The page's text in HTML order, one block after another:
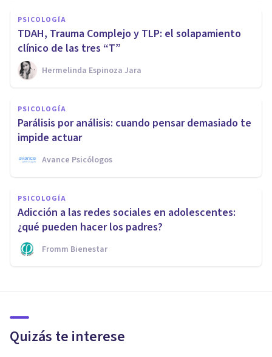
PSICOLOGÍA
TDAH, Trauma Complejo y TLP: el solapamiento
clínico de las tres “T”
Hermelinda Espinoza Jara
PSICOLOGÍA
Parálisis por análisis: cuando pensar demasiado te
impide actuar
Avance Psicólogos
PSICOLOGÍA
Adicción a las redes sociales en adolescentes:
¿qué pueden hacer los padres?
Fromm Bienestar
Quizás te interese